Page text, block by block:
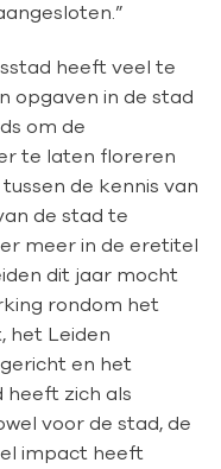
heeft veel te
opgaven in de stad
om de
te laten floreren
de kennis van
de stad te
meer in de eretitel
dit jaar mocht
rondom het
het Leiden
en het
zich als
voor de stad, de
impact heeft